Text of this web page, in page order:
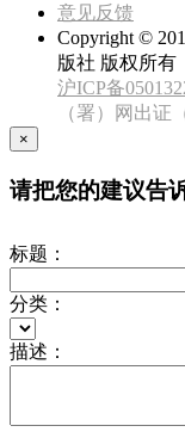
意见反馈
Copyright ©
版社 版权所有
沪ICP备
（署）网出证
×
请把您的建议告
标题：
分类：
描述：